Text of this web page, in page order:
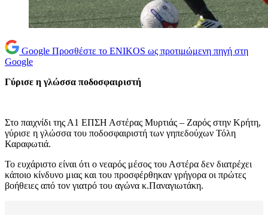
Google Προσθέστε το ENIKOS ως προτιμώμενη πηγή στη
Google
Γύρισε η γλώσσα ποδοσφαιριστή
Στο παιχνίδι της Α1 ΕΠΣΗ Αστέρας Μυρτιάς – Ζαρός στην Κρήτη,
γύρισε η γλώσσα του ποδοσφαιριστή των γηπεδούχων Τόλη
Καραφωτιά.
Το ευχάριστο είναι ότι ο νεαρός μέσος του Αστέρα δεν διατρέχει
κάποιο κίνδυνο μιας και του προσφέρθηκαν γρήγορα οι πρώτες
βοήθειες από τον γιατρό του αγώνα κ.Παναγιωτάκη.